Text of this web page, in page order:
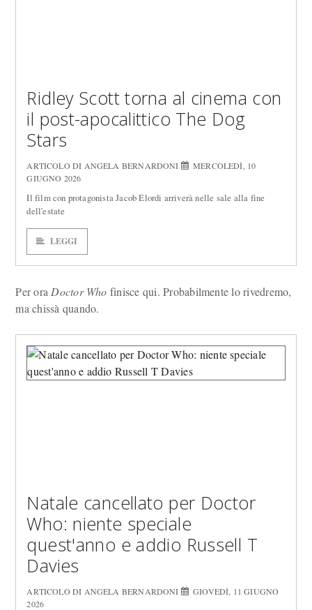
Ridley Scott torna al cinema con
il post-apocalittico The Dog
Stars
ARTICOLO DI ANGELA BERNARDONI
MERCOLEDÌ, 10
GIUGNO 2026
Il film con protagonista Jacob Elordi arriverà nelle sale alla fine
dell'estate
LEGGI
Per ora Doctor Who finisce qui. Probabilmente lo rivedremo,
ma chissà quando.
Natale cancellato per Doctor
Who: niente speciale
quest'anno e addio Russell T
Davies
ARTICOLO DI ANGELA BERNARDONI
GIOVEDÌ, 11 GIUGNO
2026